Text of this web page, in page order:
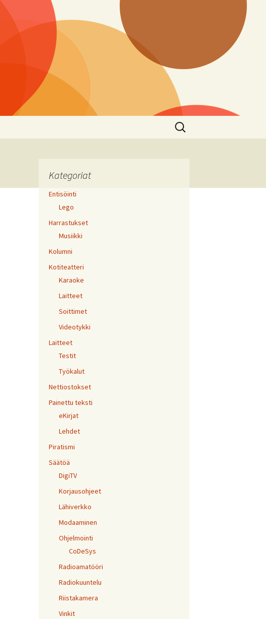
Haku:
Kategoriat
Entisöinti
Lego
Harrastukset
Musiikki
Kolumni
Kotiteatteri
Karaoke
Laitteet
Soittimet
Videotykki
Laitteet
Testit
Työkalut
Nettiostokset
Painettu teksti
eKirjat
Lehdet
Piratismi
Säätöä
DigiTV
Korjausohjeet
Lähiverkko
Modaaminen
Ohjelmointi
CoDeSys
Radioamatööri
Radiokuuntelu
Riistakamera
Vinkit